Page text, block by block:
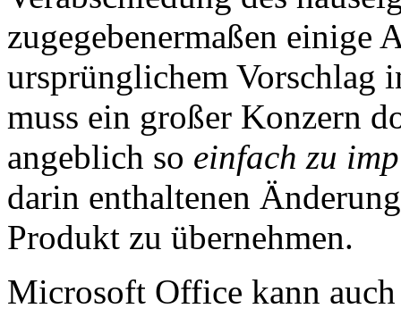
zugegebenermaßen
ursprünglichem Vorschlag
muss ein großer Konzern
angeblich so einfach zu
darin enthaltenen
Produkt zu übernehmen.
Microsoft Office kann